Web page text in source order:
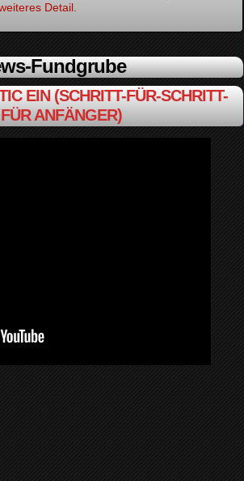
Detail.
Fundgrube
EIN (SCHRITT-FÜR-SCHRITT-
ANFÄNGER)